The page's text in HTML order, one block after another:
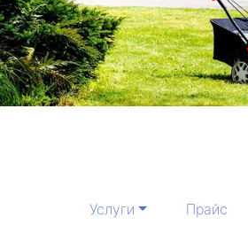
Услуги Прайс